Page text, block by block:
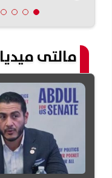
مالتى ميديا